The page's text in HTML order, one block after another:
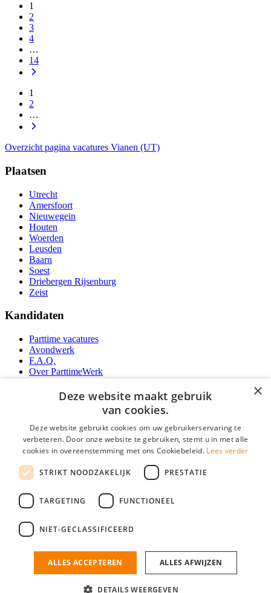
1
2
3
4
…
14
1
2
…
Overzicht pagina vacatures Vianen (UT)
Plaatsen
Utrecht
Amersfoort
Nieuwegein
Houten
Woerden
Leusden
Baarn
Soest
Driebergen Rijsenburg
Zeist
Kandidaten
Parttime vacatures
Avondwerk
F.A.Q.
Over ParttimeWerk
YoungCapital Android App
Parttime personeel
Vacature aanmelden
Partners
Social
ParttimeWerk.nl is onderdeel van YoungCapital • © 2026 • KvK nr: 34199416 •
×
Deze website maakt gebruik
van cookies.
Deze website gebruikt cookies om uw gebruikerservaring te
verbeteren. Door onze website te gebruiken, stemt u in met alle
cookies in overeenstemming met ons Cookiebeleid. Lees verder
STRIKT NOODZAKELIJK PRESTATIE
TARGETING FUNCTIONEEL
NIET-GECLASSIFICEERD
ALLES ACCEPTEREN ALLES AFWIJZEN
DETAILS WEERGEVEN